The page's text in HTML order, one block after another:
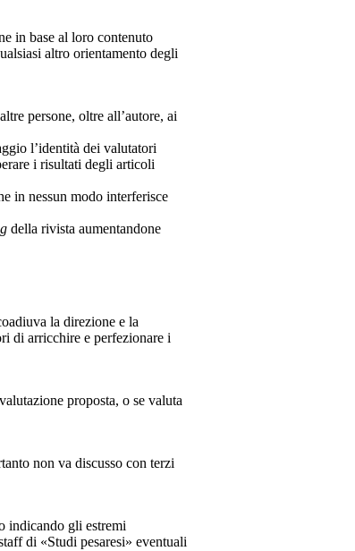
in base al loro contenuto
altro orientamento degli
persone, oltre all’autore, ai
l’identità dei valutatori
i risultati degli articoli
in nessun modo interferisce
della rivista aumentandone
la direzione e la
di arricchire e perfezionare i
proposta, o se valuta
non va discusso con terzi
indicando gli estremi
di «Studi pesaresi» eventuali